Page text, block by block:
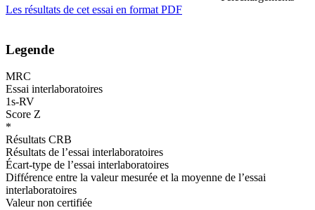
Les résultats de cet essai en format PDF
Legende
MRC
Essai interlaboratoires
1s-RV
Score Z
*
Résultats CRB
Résultats de l’essai interlaboratoires
Écart-type de l’essai interlaboratoires
Différence entre la valeur mesurée et la moyenne de l’essai
interlaboratoires
Valeur non certifiée